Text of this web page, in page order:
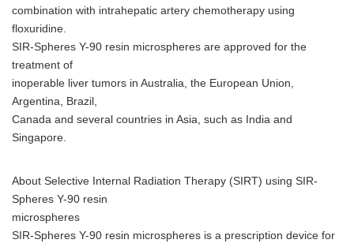
combination with intrahepatic artery chemotherapy using
floxuridine.
SIR-Spheres Y-90 resin microspheres are approved for the
treatment of
inoperable liver tumors in Australia, the European Union,
Argentina, Brazil,
Canada and several countries in Asia, such as India and
Singapore.
About Selective Internal Radiation Therapy (SIRT) using SIR-
Spheres Y-90 resin
microspheres
SIR-Spheres Y-90 resin microspheres is a prescription device for